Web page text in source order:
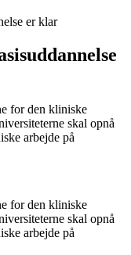
er klar
for den kliniske
skal opnå
arbejde på
for den kliniske
skal opnå
arbejde på